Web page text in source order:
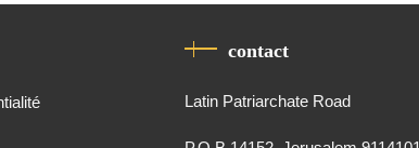
contact
Latin Patriarchate Road